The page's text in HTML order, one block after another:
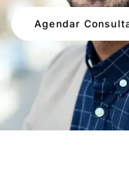
Agendar